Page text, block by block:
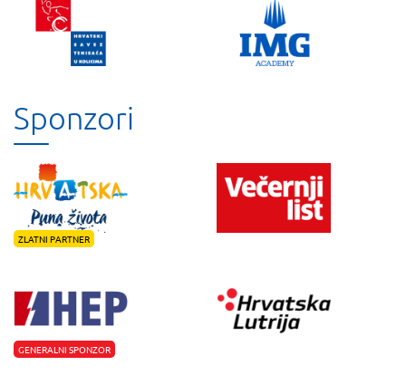
Sponzori
ZLATNI PARTNER
GENERALNI SPONZOR